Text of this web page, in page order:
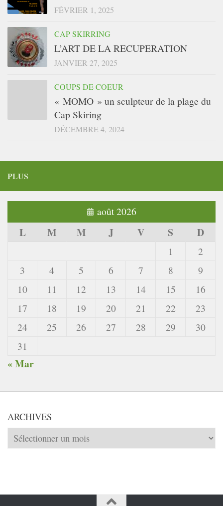
FÉVRIER 1, 2025
CAP SKIRRING
L’ART DE LA RECUPERATION
JANVIER 27, 2025
COUPS DE COEUR
« MOMO » un sculpteur de la plage du
Cap Skiring
DÉCEMBRE 4, 2024
PLUS
août 2026
L M M J V S D
1
2
3
4 5 6 7 8
9
10
11 12 13 14 15
16
17
18 19 20 21 22
23
24
25 26 27 28 29
30
31
« Mar
ARCHIVES
Archives